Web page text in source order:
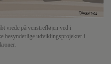
vrede på venstrefløjen ved i
besynderlige udviklingsprojekter i